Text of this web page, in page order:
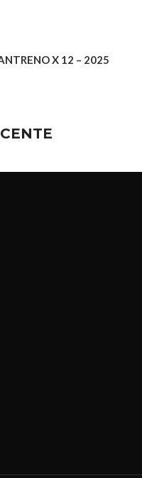
X 12 – 2025